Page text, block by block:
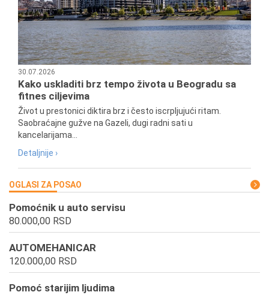
30.07.2026
Kako uskladiti brz tempo života u Beogradu sa
fitnes ciljevima
Život u prestonici diktira brz i često iscrpljujući ritam.
Saobraćajne gužve na Gazeli, dugi radni sati u
kancelarijama...
Detaljnije ›
OGLASI ZA POSAO
Pomoćnik u auto servisu
80.000,00 RSD
AUTOMEHANICAR
120.000,00 RSD
Pomoć starijim ljudima